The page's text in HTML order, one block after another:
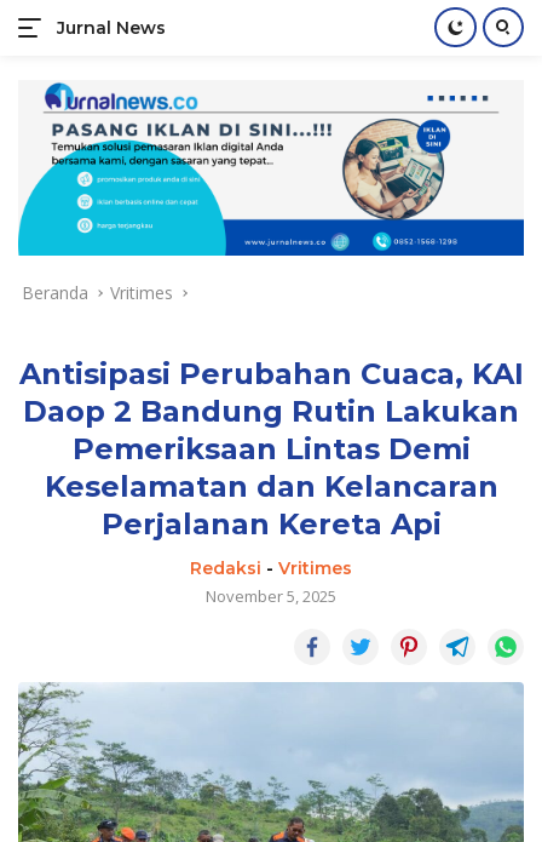
konten
Jurnal News
Jendela
Rakyat
Beranda Vritimes
Antisipasi Perubahan Cuaca, KAI
Daop 2 Bandung Rutin Lakukan
Pemeriksaan Lintas Demi
Keselamatan dan Kelancaran
Perjalanan Kereta Api
Redaksi - Vritimes
November 5, 2025